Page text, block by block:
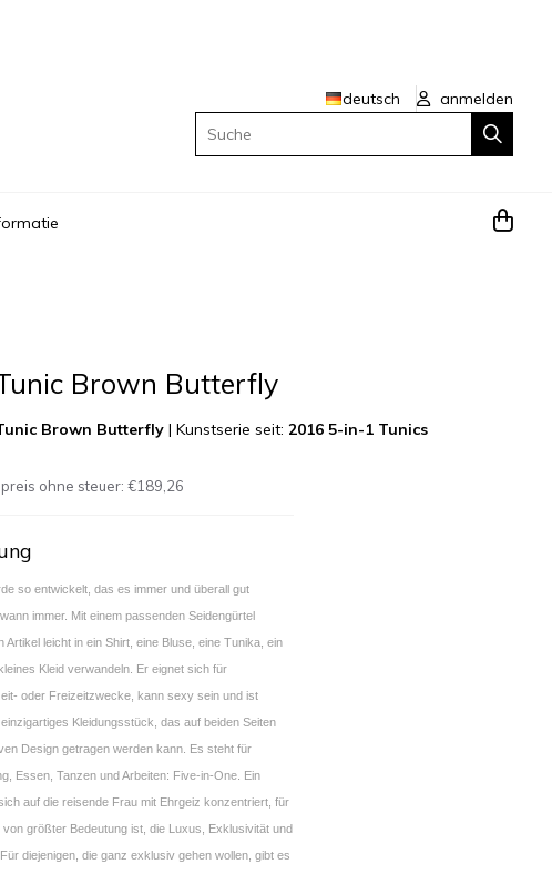
deutsch
anmelden
Brown Butterfly
Brown Butterfly |Kunstserie seit:2016 5-in-1 Tunics
preis ohne steuer:€189,26
so entwickelt, das es immer und überall gut
immer. Mit einem passenden Seidengürtel
Artikel leicht in ein Shirt, eine Bluse, eine Tunika, ein
Kleid verwandeln. Er eignet sich für
oder Freizeitzwecke, kann sexy sein und ist
Kleidungsstück, das auf beiden Seiten
Design getragen werden kann. Es steht für
Essen, Tanzen und Arbeiten: Five-in-One. Ein
auf die reisende Frau mit Ehrgeiz konzentriert, für
von größter Bedeutung ist, die Luxus, Exklusivität und
diejenigen, die ganz exklusiv gehen wollen, gibt es